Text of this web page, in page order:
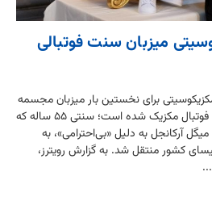
میزبان سنت فوتبالی
برای نخستین بار میزبان مجسمه
«عیسی نوزاد» با لباس تیم ملی فوتبال مکزیک شده است؛ سنتی ۵۵ ساله که
آرکانجل به دلیل «بی‌احترامی»، به
کشور منتقل شد. به گزارش رویترز،